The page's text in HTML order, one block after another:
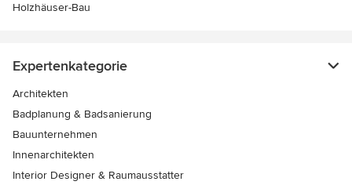
Holzhäuser-Bau
Expertenkategorie
Architekten
Badplanung & Badsanierung
Bauunternehmen
Innenarchitekten
Interior Designer & Raumausstatter